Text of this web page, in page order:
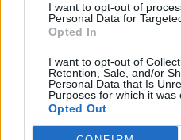
I want to opt-out of
Personal Data for
Opted In
I want to opt-out of
Retention, Sale, and/or
Personal Data that Is
Purposes for which it was
Opted Out
Αυτοί οι αριθμοί
γραφειοκρατία,
στη δημόσια διοίκηση και